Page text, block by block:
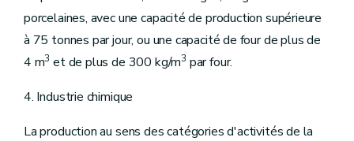
porcelaines, avec une capacité de production supérieure
à 75 tonnes par jour, ou une capacité de four de plus de
4 m3 et de plus de 300 kg/m3 par four.
4. Industrie chimique
La production au sens des catégories d'activités de la